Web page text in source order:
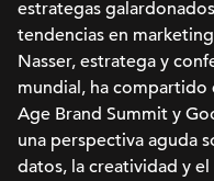
estrategas
tendencias en
Nasser, estratega y
mundial, ha compartido
Age Brand Summit y
una perspectiva aguda
datos, la creatividad y